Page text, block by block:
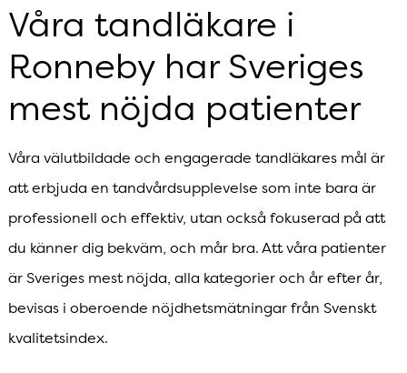
Våra tandläkare i
Ronneby har Sveriges
mest nöjda patienter
Våra välutbildade och engagerade tandläkares mål är
att erbjuda en tandvårdsupplevelse som inte bara är
professionell och effektiv, utan också fokuserad på att
du känner dig bekväm, och mår bra. Att våra patienter
är Sveriges mest nöjda, alla kategorier och år efter år,
bevisas i oberoende nöjdhetsmätningar från Svenskt
kvalitetsindex.